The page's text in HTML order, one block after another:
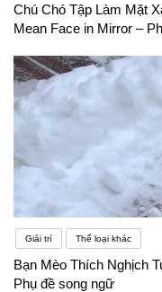
Chú Chó Tập Làm Mặt
Mean Face in Mirror –
Giải trí Thể loại khác
Bạn Mèo Thích Nghịch
Phụ đề song ngữ